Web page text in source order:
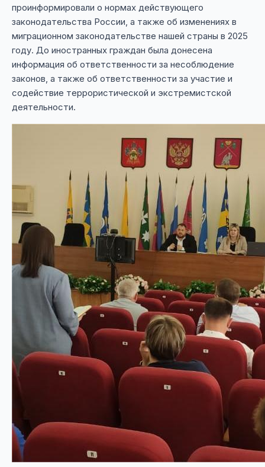
проинформировали о нормах действующего
законодательства России, а также об изменениях в
миграционном законодательстве нашей страны в 2025
году. До иностранных граждан была донесена
информация об ответственности за несоблюдение
законов, а также об ответственности за участие и
содействие террористической и экстремистской
деятельности.